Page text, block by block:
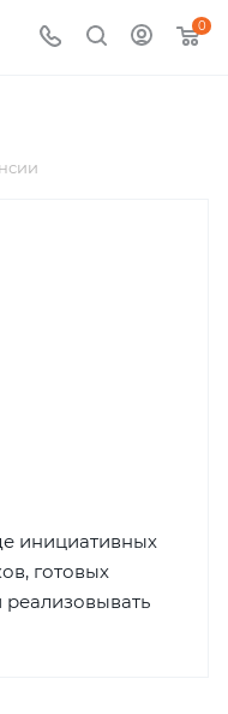
0
инициативных
готовых